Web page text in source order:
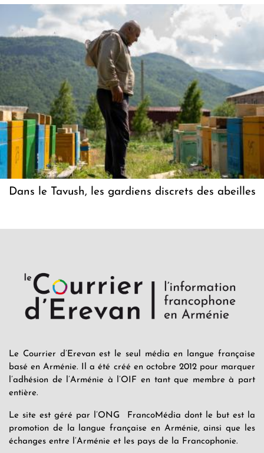
Dans le Tavush, les gardiens discrets des abeilles
Le Courrier d’Erevan est le seul média en langue française
basé en Arménie. Il a été créé en octobre 2012 pour marquer
l’adhésion de l’Arménie à l’OIF en tant que membre à part
entière.
Le site est géré par l’ONG FrancoMédia dont le but est la
promotion de la langue française en Arménie, ainsi que les
échanges entre l’Arménie et les pays de la Francophonie.